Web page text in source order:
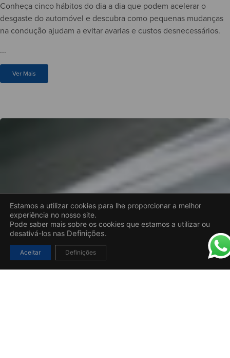
Conheça cinco hábitos do dia a dia que podem acelerar o
desgaste do automóvel e descubra como pequenas mudanças
na condução ajudam a evitar avarias e custos desnecessários.
...
Ver Mais
Estamos a utilizar cookies para lhe proporcionar a melhor
experiência no nosso site.
Pode saber mais sobre os cookies que estamos a utilizar ou
desativá-los nas Definições.
Aceitar Definições